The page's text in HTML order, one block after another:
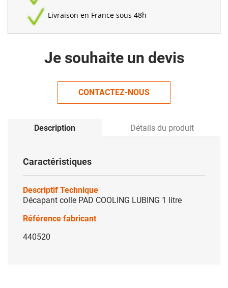
Livraison en France sous 48h
Je souhaite un devis
CONTACTEZ-NOUS
Description Détails du produit
Caractéristiques
Descriptif Technique
Décapant colle PAD COOLING LUBING 1 litre
Référence fabricant
440520